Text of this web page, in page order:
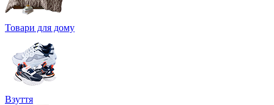
Товари для дому
Взуття